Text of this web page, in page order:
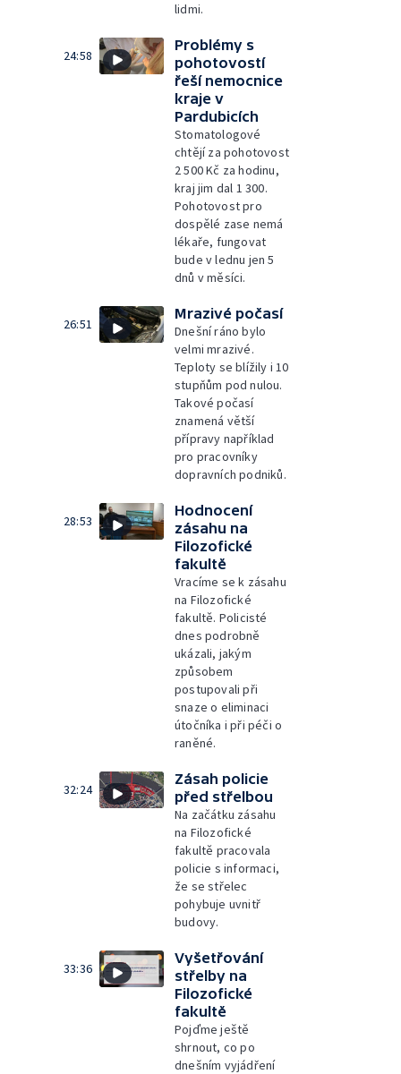
lidmi.
24:58
Problémy s
pohotovostí
řeší nemocnice
kraje v
Pardubicích
Stomatologové
chtějí za pohotovost
2 500 Kč za hodinu,
kraj jim dal 1 300.
Pohotovost pro
dospělé zase nemá
lékaře, fungovat
bude v lednu jen 5
dnů v měsíci.
26:51
Mrazivé počasí
Dnešní ráno bylo
velmi mrazivé.
Teploty se blížily i 10
stupňům pod nulou.
Takové počasí
znamená větší
přípravy například
pro pracovníky
dopravních podniků.
28:53
Hodnocení
zásahu na
Filozofické
fakultě
Vracíme se k zásahu
na Filozofické
fakultě. Policisté
dnes podrobně
ukázali, jakým
způsobem
postupovali při
snaze o eliminaci
útočníka i při péči o
raněné.
32:24
Zásah policie
před střelbou
Na začátku zásahu
na Filozofické
fakultě pracovala
policie s informaci,
že se střelec
pohybuje uvnitř
budovy.
33:36
Vyšetřování
střelby na
Filozofické
fakultě
Pojďme ještě
shrnout, co po
dnešním vyjádření